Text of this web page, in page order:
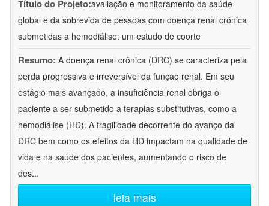
Título do Projeto:avaliação e monitoramento da saúde
global e da sobrevida de pessoas com doença renal crônica
submetidas a hemodiálise: um estudo de coorte
Resumo: A doença renal crônica (DRC) se caracteriza pela
perda progressiva e irreversível da função renal. Em seu
estágio mais avançado, a insuficiência renal obriga o
paciente a ser submetido a terapias substitutivas, como a
hemodiálise (HD). A fragilidade decorrente do avanço da
DRC bem como os efeitos da HD impactam na qualidade de
vida e na saúde dos pacientes, aumentando o risco de
des...
leia mais